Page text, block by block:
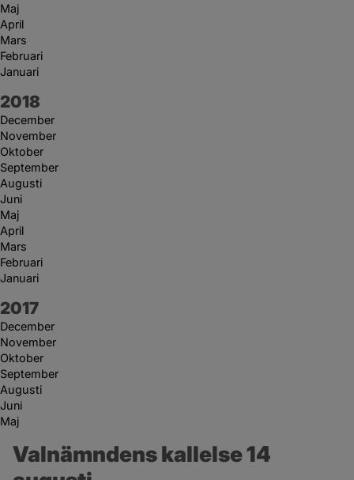
Maj
April
Mars
Februari
Januari
År:
2018
December
November
Oktober
September
Augusti
Juni
Maj
April
Mars
Februari
Januari
År:
2017
December
November
Oktober
September
Augusti
Juni
Maj
Valnämndens kallelse 14